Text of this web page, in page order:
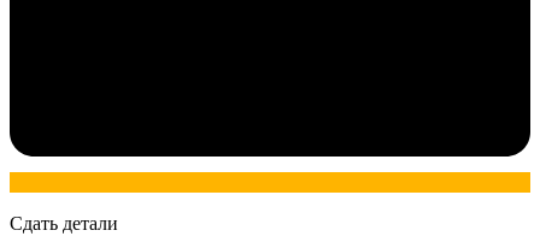
Сдать детали